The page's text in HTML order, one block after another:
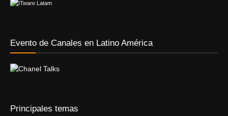
Evento de Canales en Latino América
Principales temas